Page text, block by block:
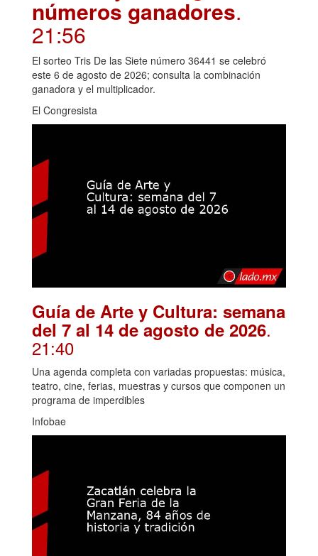
números ganadores.
21:56
El sorteo Tris De las Siete número 36441 se celebró
este 6 de agosto de 2026; consulta la combinación
ganadora y el multiplicador.
El Congresista
Guía de Arte y Cultura: semana
del 7 al 14 de agosto de 2026.
21:40
Una agenda completa con variadas propuestas: música,
teatro, cine, ferias, muestras y cursos que componen un
programa de imperdibles
Infobae